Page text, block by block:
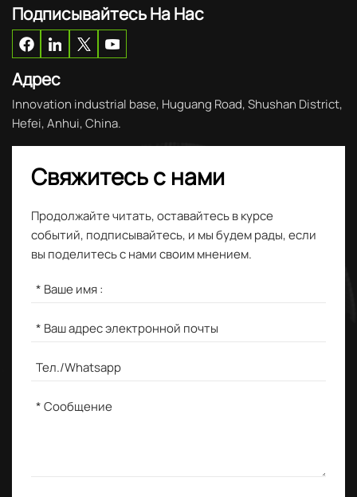
Подписывайтесь На Нас
Адрес
Innovation industrial base, Huguang Road, Shushan District,
Hefei, Anhui, China.
Свяжитесь с нами
Продолжайте читать, оставайтесь в курсе
событий, подписывайтесь, и мы будем рады, если
вы поделитесь с нами своим мнением.